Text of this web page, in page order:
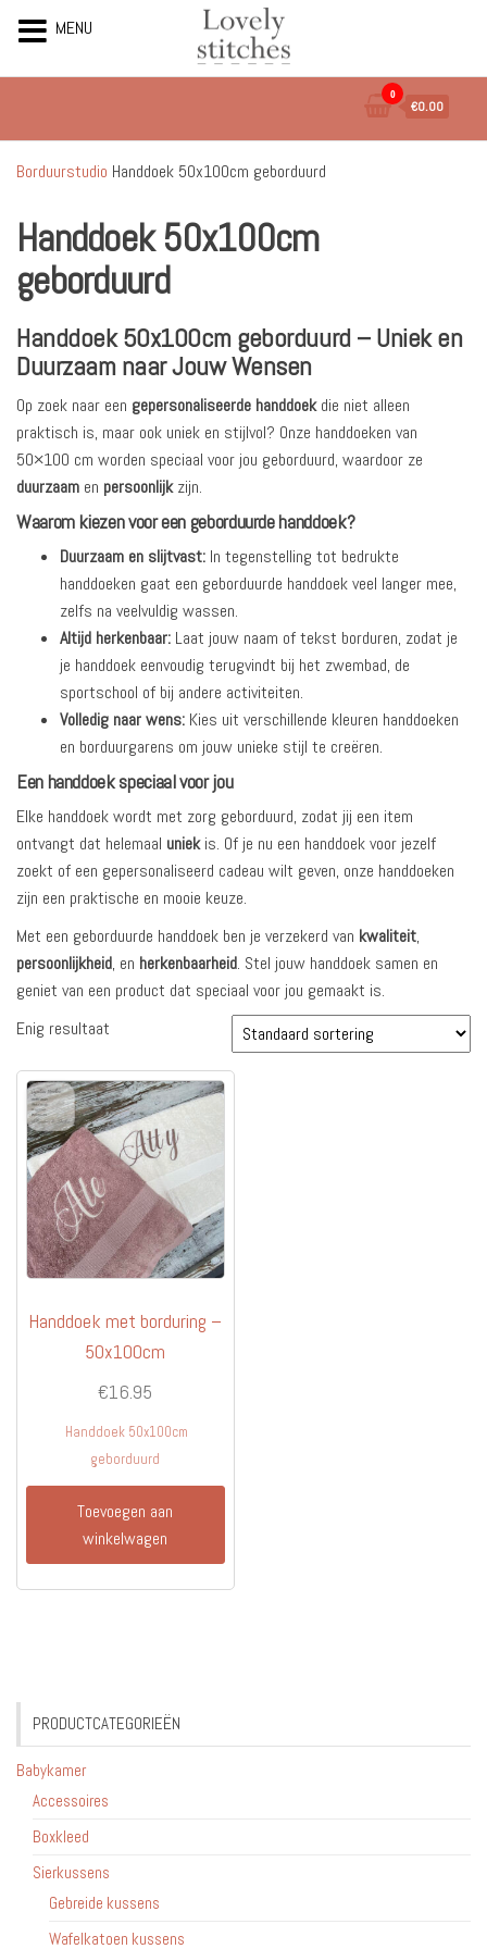
de
inhoud
0
€0.00
Borduurstudio Handdoek 50x100cm geborduurd
Handdoek 50x100cm
geborduurd
Handdoek 50x100cm geborduurd – Uniek en
Duurzaam naar Jouw Wensen
Op zoek naar een gepersonaliseerde handdoekdie niet alleen
praktisch is, maar ook uniek en stijlvol? Onze handdoeken van
50×100 cm worden speciaal voor jou geborduurd, waardoor ze
duurzaam en persoonlijkzijn.
Waarom kiezen voor een geborduurde handdoek?
Duurzaam en slijtvast: In tegenstelling tot bedrukte
handdoeken gaat een geborduurde handdoek veel langer mee,
zelfs na veelvuldig wassen.
Altijd herkenbaar: Laat jouw naam of tekst borduren, zodat je
je handdoek eenvoudig terugvindt bij het zwembad, de
sportschool of bij andere activiteiten.
Volledig naar wens: Kies uit verschillende kleuren handdoeken
en borduurgarens om jouw unieke stijl te creëren.
Een handdoek speciaal voor jou
Elke handdoek wordt met zorg geborduurd, zodat jij een item
ontvangt dat helemaal uniekis. Of je nu een handdoek voor jezelf
zoekt of een gepersonaliseerd cadeau wilt geven, onze handdoeken
zijn een praktische en mooie keuze.
Met een geborduurde handdoek ben je verzekerd van kwaliteit,
persoonlijkheid, en herkenbaarheid. Stel jouw handdoek samen en
geniet van een product dat speciaal voor jou gemaakt is.
Enig resultaat
Handdoek met borduring –
50x100cm
€16.95
Handdoek 50x100cm
geborduurd
Toevoegen aan
winkelwagen
PRODUCTCATEGORIEËN
Babykamer
Accessoires
Boxkleed
Sierkussens
Gebreide kussens
Wafelkatoen kussens
MENU